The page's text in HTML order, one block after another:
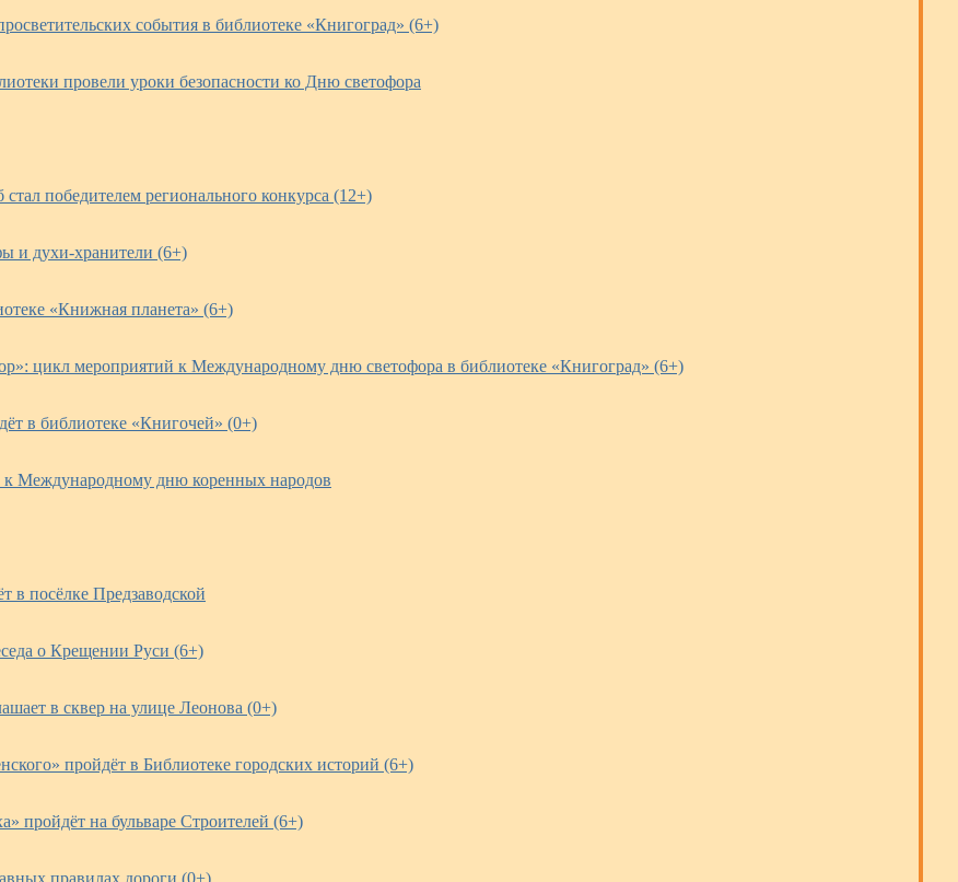
события в библиотеке «Книгоград» (6+)
провели уроки безопасности ко Дню светофора
победителем регионального конкурса (12+)
и духи-хранители (6+)
«Книжная планета» (6+)
цикл мероприятий к Международному дню светофора в библиотеке «Книгоград» (6+)
в библиотеке «Книгочей» (0+)
к Международному дню коренных народов
в посёлке Предзаводской
о Крещении Руси (6+)
в сквер на улице Леонова (0+)
пройдёт в Библиотеке городских историй (6+)
пройдёт на бульваре Строителей (6+)